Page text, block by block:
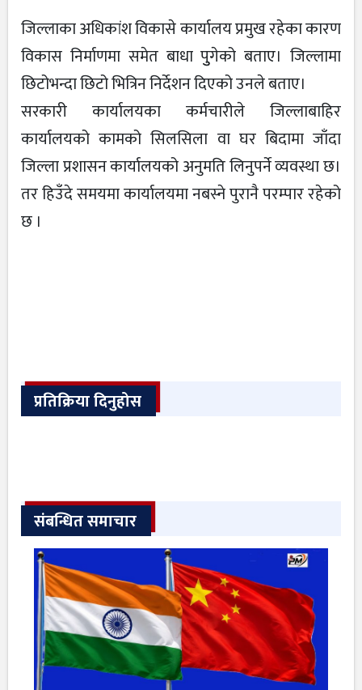
जिल्लाका अधिकांश विकासे कार्यालय प्रमुख रहेका कारण
विकास निर्माणमा समेत बाधा पुुगेको बताए। जिल्लामा
छिटोभन्दा छिटो भित्रिन निर्देशन दिएको उनले बताए।
सरकारी कार्यालयका कर्मचारीले जिल्लाबाहिर
कार्यालयको कामको सिलसिला वा घर बिदामा जाँदा
जिल्ला प्रशासन कार्यालयको अनुमति लिनुपर्ने व्यवस्था छ।
तर हिउँदे समयमा कार्यालयमा नबस्ने पुरानै परम्पार रहेको
छ ।
प्रतिक्रिया दिनुहोस
संबन्धित समाचार